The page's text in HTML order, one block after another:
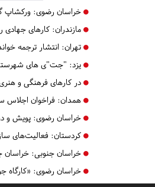
خراسان رضوی: ورکشاپ
مازندران: کارهای جهادی
تهران: انتشار ترجمه
یزد: "جت"ی های شهرستان
در کارهای فرهنگی و
همدان: فراخوان اجلاس
خراسان رضوی: پویش و
کردستان: فعالیت‌های
خراسان جنوبی: خراسان
خراسان رضوی: «کارگاه جوان و